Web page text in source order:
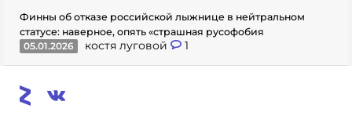
Финны об отказе российской лыжнице в нейтральном
статусе: наверное, опять «страшная русофобия
05.01.2026
костя луговой 1